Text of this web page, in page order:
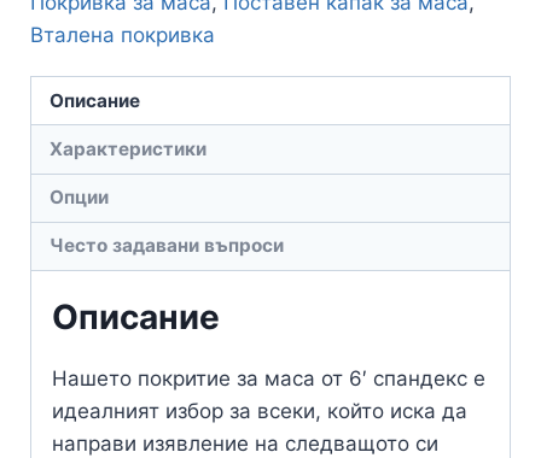
Вталена покривка
Описание
Характеристики
Опции
Често задавани въпроси
Описание
Нашето покритие за маса от 6′ спандекс е
идеалният избор за всеки, който иска да
направи изявление на следващото си